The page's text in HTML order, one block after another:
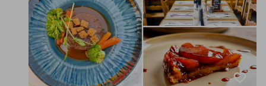
favorite_border